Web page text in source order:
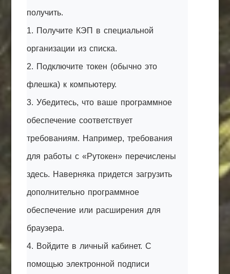
получить.
1. Получите КЭП в специальной
организации из списка.
2. Подключите токен (обычно это
флешка) к компьютеру.
3. Убедитесь, что ваше программное
обеспечение соответствует
требованиям. Например, требования
для работы с «Рутокен» перечислены
здесь. Наверняка придется загрузить
дополнительно программное
обеспечение или расширения для
браузера.
4. Войдите в личный кабинет. С
помощью электронной подписи